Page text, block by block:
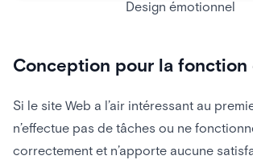
Design émotionnel
Conception pour la fonction
Si le site Web a l’air intéressant au
n’effectue pas de tâches ou ne
correctement et n’apporte aucune